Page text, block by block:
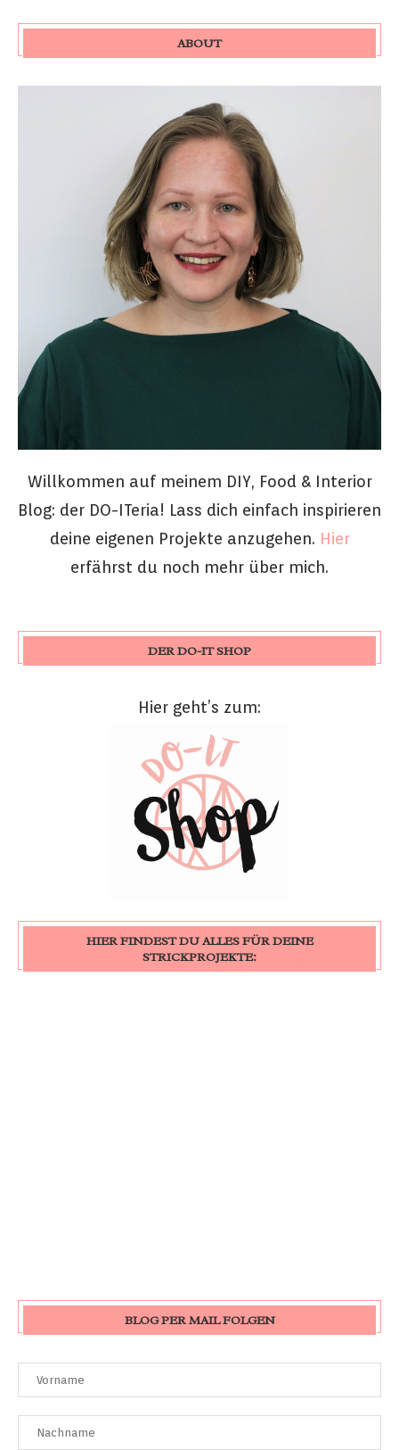
ABOUT
Willkommen auf meinem DIY, Food & Interior
Blog: der DO-ITeria! Lass dich einfach inspirieren
deine eigenen Projekte anzugehen. Hier
erfährst du noch mehr über mich.
DER DO-IT SHOP
Hier geht’s zum:
HIER FINDEST DU ALLES FÜR DEINE
STRICKPROJEKTE:
BLOG PER MAIL FOLGEN